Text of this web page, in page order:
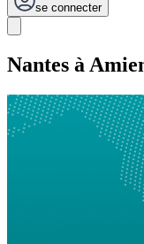
se connecter
Nantes à